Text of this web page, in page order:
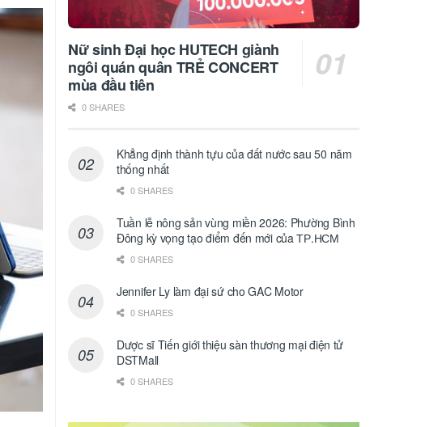
Nữ sinh Đại học HUTECH giành
ngôi quán quân TRẺ CONCERT
mùa đầu tiên
0 SHARES
Khẳng định thành tựu của đất nước sau 50 năm
thống nhất
0 SHARES
Tuần lễ nông sản vùng miền 2026: Phường Bình
Đông kỳ vọng tạo điểm đến mới của ТР.НСМ
0 SHARES
Jennifer Ly làm đại sứ cho GAC Motor
0 SHARES
Dược sĩ Tiến giới thiệu sàn thương mại điện tử
DSTMall
0 SHARES